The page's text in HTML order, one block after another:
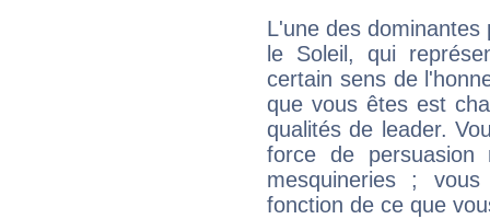
L'une des
le Soleil, qui
certain sens de
que vous êtes est
qualités de leader.
force de
mesquineries ;
fonction de ce que